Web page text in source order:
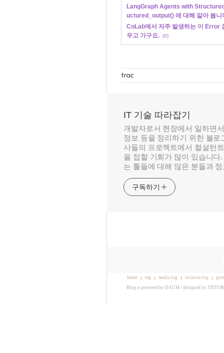
LangGraph Agents with
uctured_output() 에 대해 알아 봅니
CoLab에서 자주 발생하는 이 Error
우고 가구요. (0)
IT 기술 따라잡기
개발자로서 현장에서 일하면
정보 등을 정리하기 위한 블
사들의 프로젝트에서 컬설턴
을 접할 기회가 많이 있습니
는 툴들에 대해 많은 분들과
구독하기
home tag media log location log
Blog is powered by DAUM / designed by